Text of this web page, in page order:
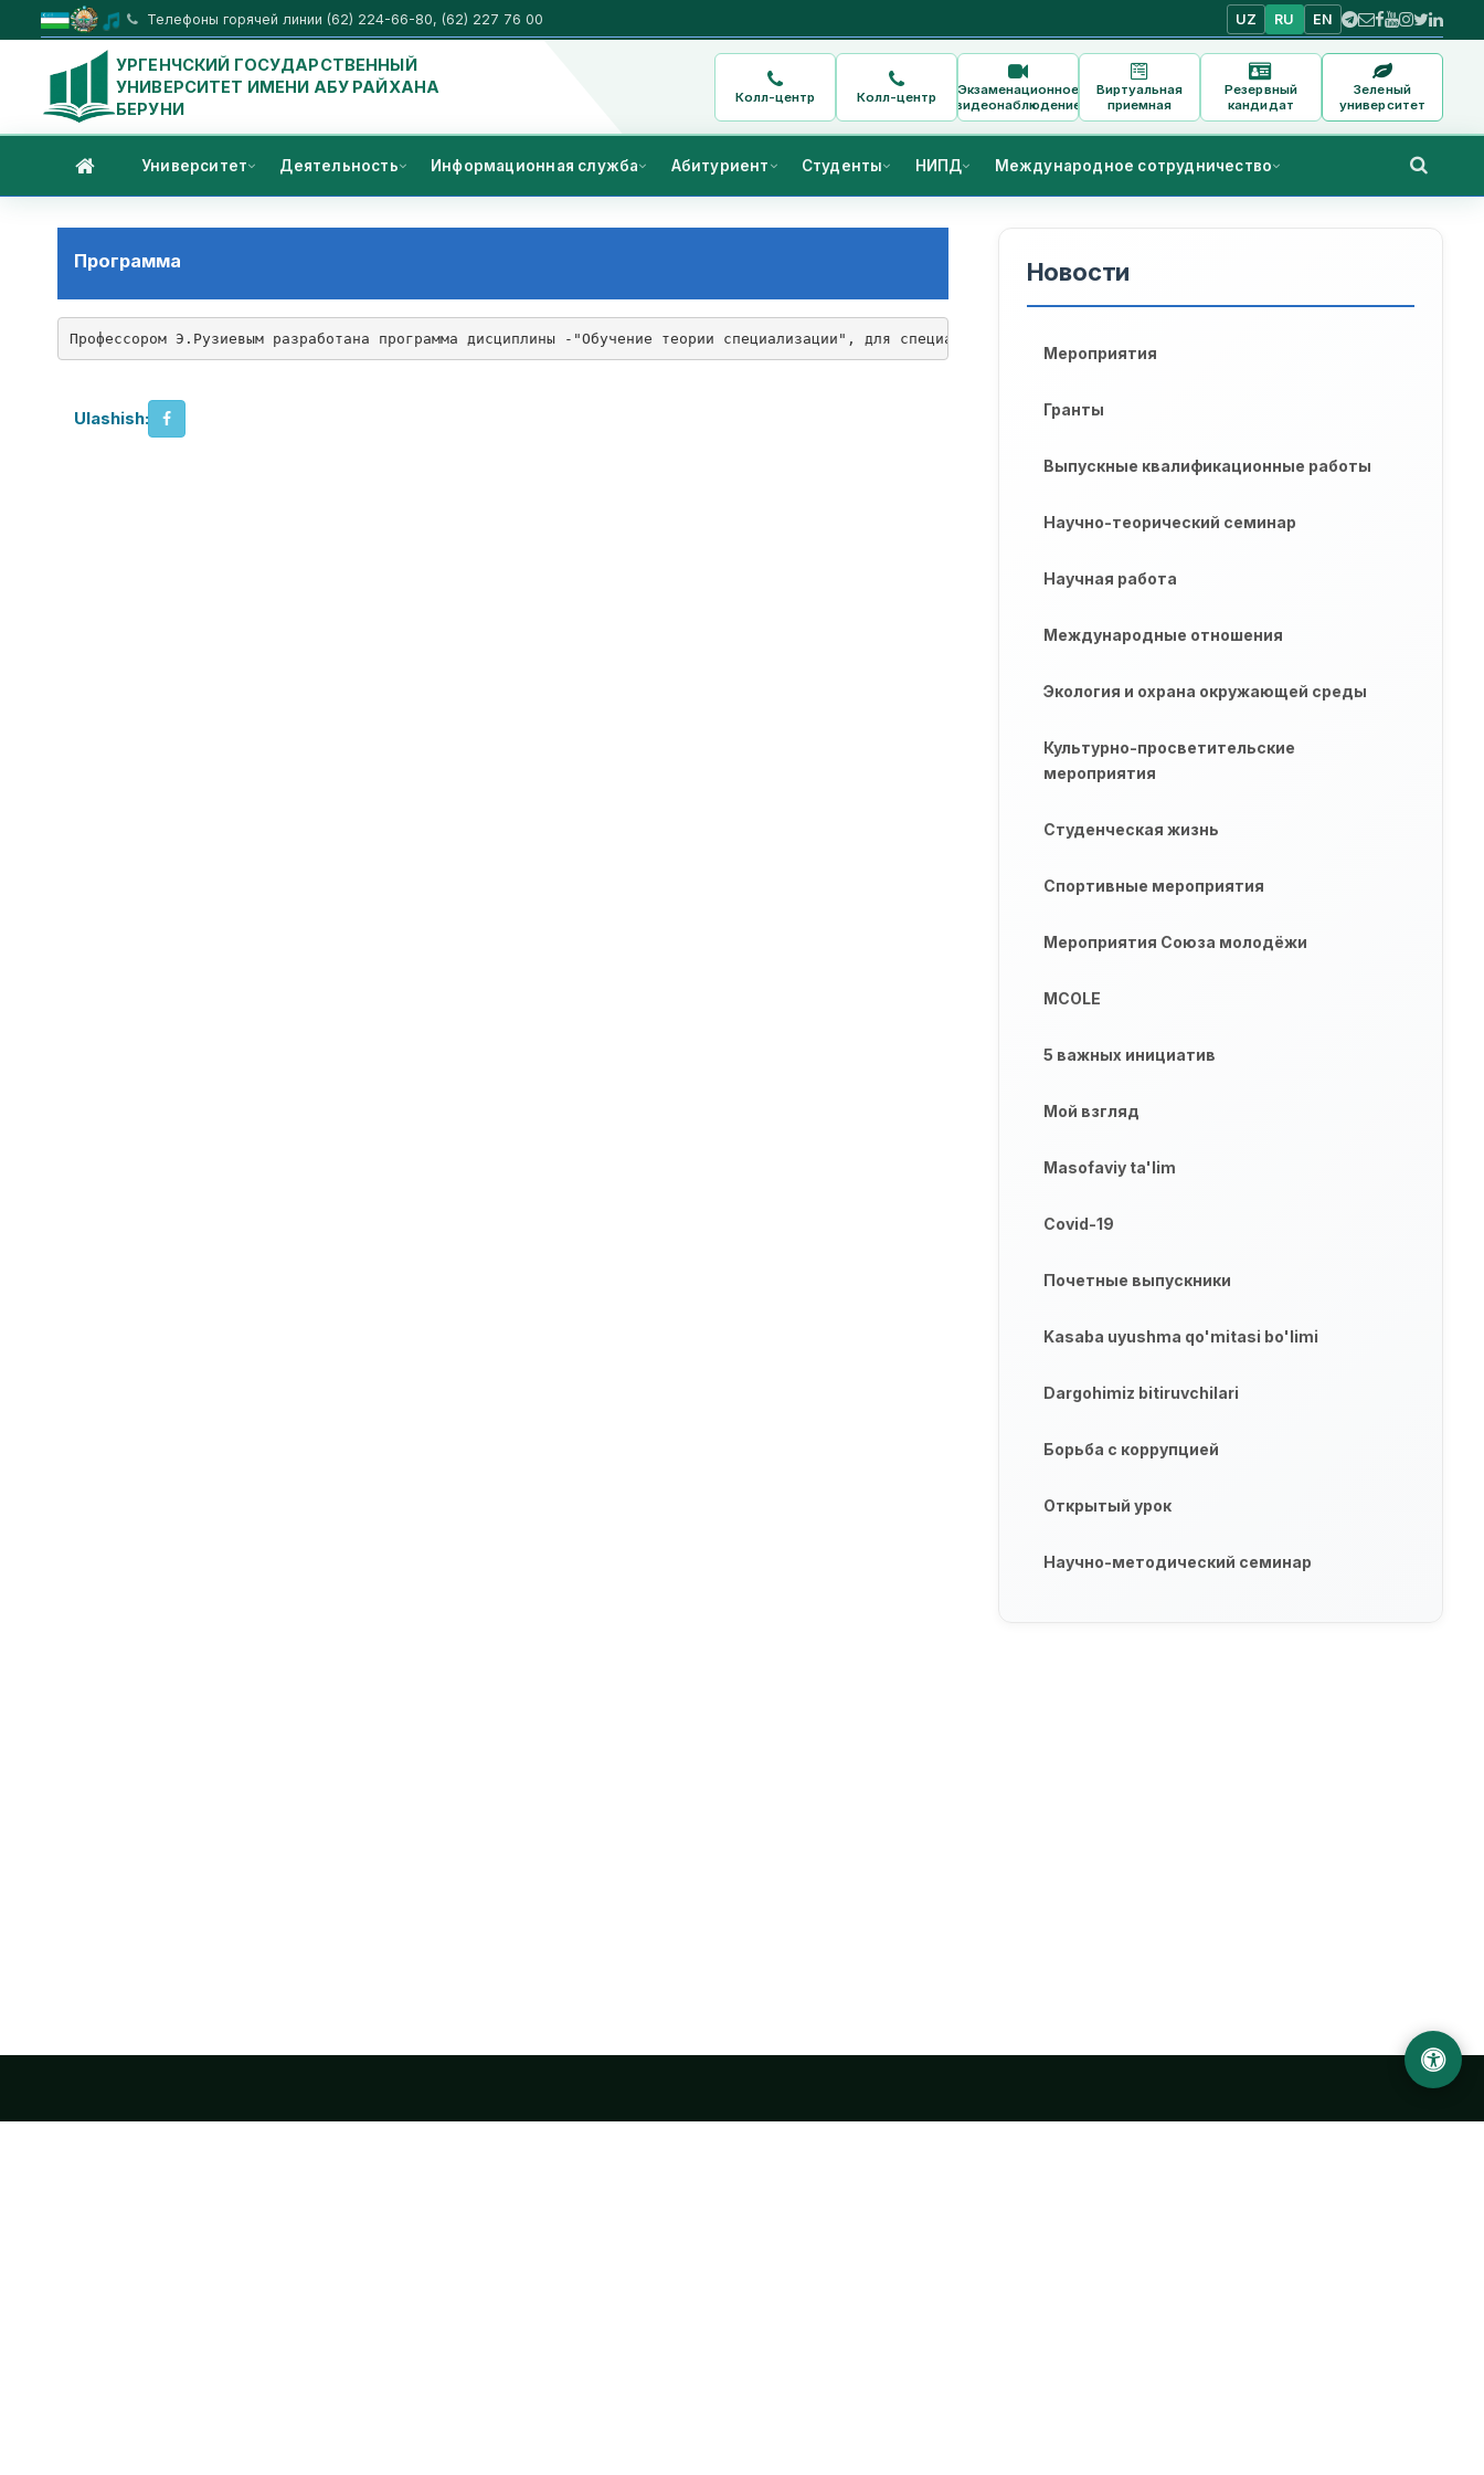
Телефоны горячей линии (62) 224-66-80, (62) 227 76 00 UZ RU EN
УРГЕНЧСКИЙ ГОСУДАРСТВЕННЫЙ
УНИВЕРСИТЕТ ИМЕНИ АБУ РАЙХАНА
БЕРУНИ
Колл-центр Колл-центр
Экзаменационное
видеонаблюдение
Виртуальная
приемная
Резервный
кандидат
Зеленый
университет
Университет Деятельность Информационная служба Абитуриент Студенты НИПД Международное сотрудничество
Программа
Профессором Э.Рузиевым разработана программа дисциплины -"Обучение теории специализации", для специалистов магистратуры"Инженерская графика и теория дизайна"
Ulashish:
Новости
Мероприятия
Гранты
Выпускные квалификационные работы
Научно-теорический семинар
Научная работа
Международные отношения
Экология и охрана окружающей среды
Культурно-просветительские
мероприятия
Студенческая жизнь
Спортивные мероприятия
Мероприятия Союза молодёжи
MCOLE
5 важных инициатив
Мой взгляд
Masofaviy ta'lim
Covid-19
Почетные выпускники
Kasaba uyushma qo'mitasi bo'limi
Dargohimiz bitiruvchilari
Борьба с коррупцией
Открытый урок
Научно-методический семинар